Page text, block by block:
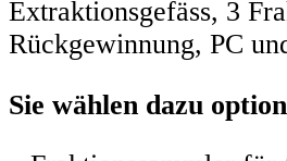
Extraktionsgefäss, 3
Rückgewinnung, PC
Sie wählen dazu